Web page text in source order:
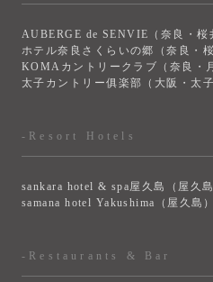
AUBERGE de SENVIE（奈良・桜
ホテル奈良さくらいの郷（奈良・桜
KOMAカントリークラブ（奈良・
太子カントリー俱楽部（大阪・太子
-Resort Hotels
sankara hotel & spa屋久島（屋久島
samana hotel Yakushima（屋久島）
-Restaurants & Bar